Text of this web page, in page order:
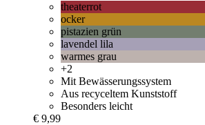
theaterrot
ocker
pistazien grün
lavendel lila
warmes grau
+2
Mit Bewässerungssystem
Aus recyceltem Kunststoff
Besonders leicht
€ 9,99